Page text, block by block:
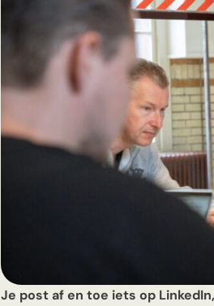
Je post af en toe iets op